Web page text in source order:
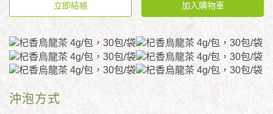
立即結帳 加入購物車
沖泡方式